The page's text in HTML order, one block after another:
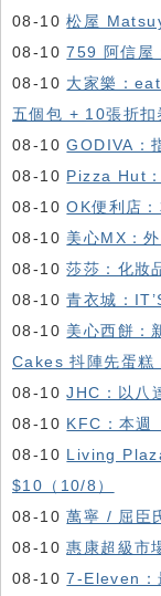
08-10松屋
08-10759 阿信屋
08-10 大家樂：
五個包 + 10張折扣
08-10GODIVA：
08-10 Pizza Hut
08-10OK便利店
08-10 美心MX：
08-10莎莎：化妝
08-10青衣城：
08-10 美心西餅：
Cakes 抖陣先蛋糕
08-10JHC：以八
08-10 KFC ：本週
08-10 Living
$10（10/8）
08-10萬寧 / 屈臣
08-10惠康超級市
08-107-Eleven：